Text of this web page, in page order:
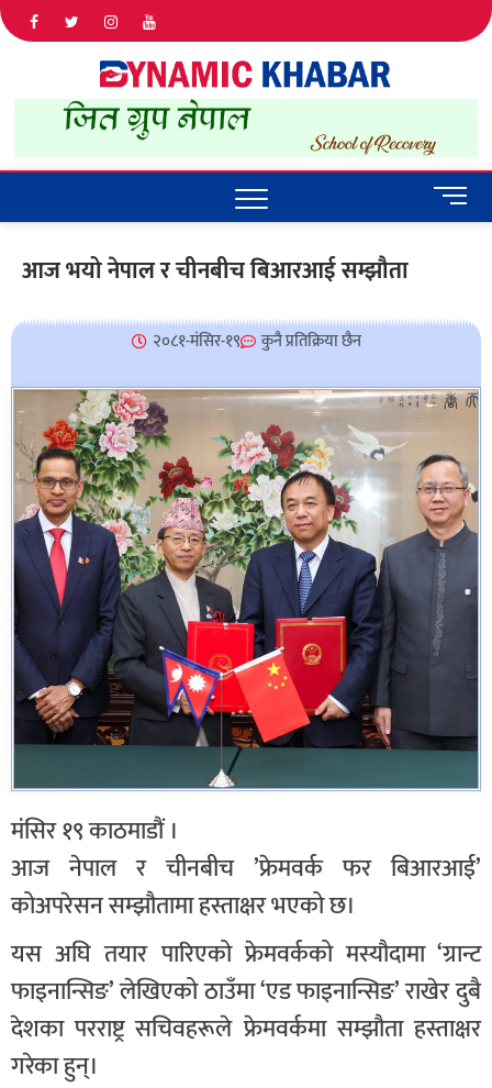
IN NEPAL
M
e
u
o
n
आज भयो नेपाल र चीनबीच बिआरआई सम्झौता
२०८१-मंसिर-१९ कुनै प्रतिक्रिया छैन
मंसिर १९ काठमाडौं ।
आज नेपाल र चीनबीच ’फ्रेमवर्क फर बिआरआई’
कोअपरेसन सम्झौतामा हस्ताक्षर भएको छ।
यस अघि तयार पारिएको फ्रेमवर्कको मस्यौदामा ‘ग्रान्ट
फाइनान्सिङ’ लेखिएको ठाउँमा ‘एड फाइनान्सिङ’ राखेर दुबै
देशका परराष्ट्र सचिवहरूले फ्रेमवर्कमा सम्झौता हस्ताक्षर
गरेका हुन्।